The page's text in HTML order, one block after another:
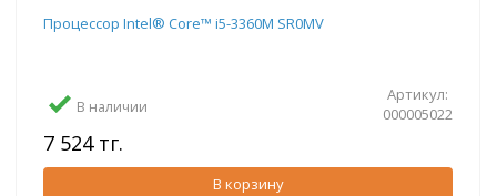
Процессор Intel® Core™ i5-3360M SR0MV
В наличии
Артикул:
000005022
7 524 тг.
В корзину